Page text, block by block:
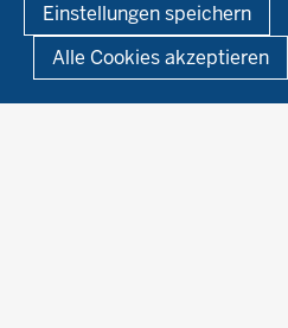
Einstellungen speichern
Alle Cookies akzeptieren
Newsletter
Demonstrationsbetriebe
Links
Fußzeile
Impressum Datenschutzerklärung